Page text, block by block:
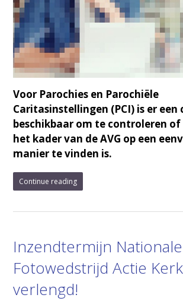
Voor Parochies en Parochiële
Caritasinstellingen (PCI) is er een
beschikbaar om te controleren
het kader van de AVG op een
manier te vinden is.
Continue reading
Inzendtermijn Nationale
Fotowedstrijd Actie
verlengd!